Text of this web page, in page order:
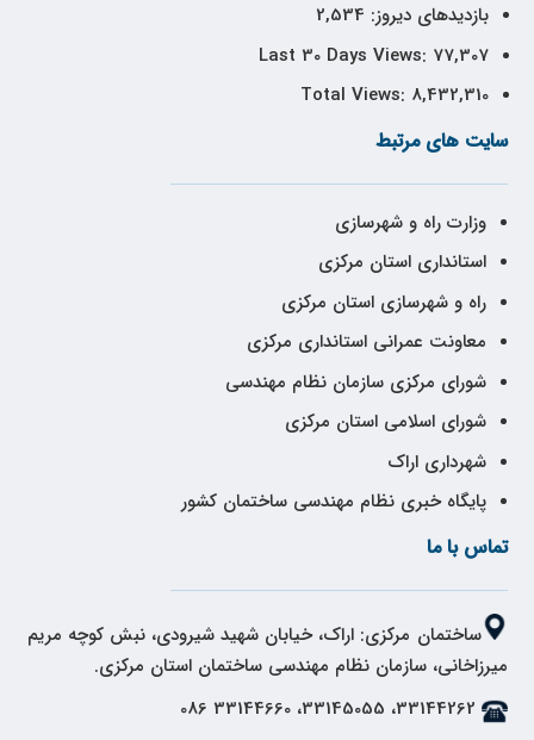
بازدیدهای دیروز: 2,534
Last 30 Days Views: 77,307
Total Views: 8,432,310
سایت های مرتبط
وزارت راه و شهرسازی
استانداری استان مرکزی
راه و شهرسازی استان مرکزی
معاونت عمرانی استانداری مرکزی
شورای مرکزی سازمان نظام مهندسی
شورای اسلامی استان مرکزی
شهرداری اراک
پایگاه خبری نظام مهندسی ساختمان کشور
تماس با ما
ساختمان مرکزی: اراک، خیابان شهید شیرودی، نبش کوچه مریم
میرزاخانی، سازمان نظام مهندسی ساختمان استان مرکزی.
33144262، 33145055، 33144660 086